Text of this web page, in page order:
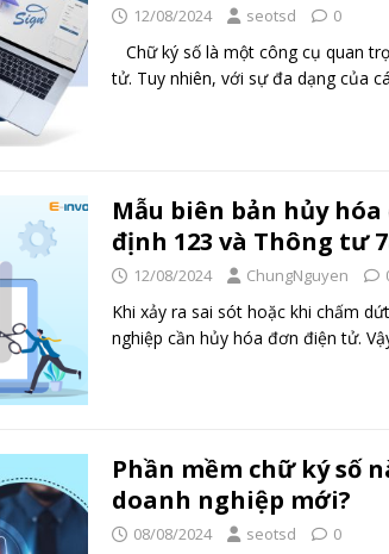
12/08/2024 seotsd 0
Chữ ký số là một công cụ quan
tử. Tuy nhiên, với sự đa dạng của
Mẫu biên bản hủy
định 123 và Thông tư
12/08/2024 ChungNguyen
Khi xảy ra sai sót hoặc khi chấm
nghiệp cần hủy hóa đơn điện tử.
Phần mềm chữ ký số
doanh nghiệp mới?
08/08/2024 seotsd 0